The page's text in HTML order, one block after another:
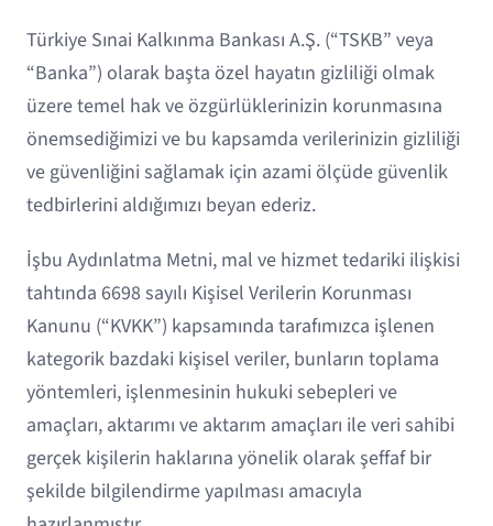
Türkiye Sınai Kalkınma Bankası A.Ş. (“TSKB” veya
“Banka”) olarak başta özel hayatın gizliliği olmak
üzere temel hak ve özgürlüklerinizin korunmasına
önemsediğimizi ve bu kapsamda verilerinizin gizliliği
ve güvenliğini sağlamak için azami ölçüde güvenlik
tedbirlerini aldığımızı beyan ederiz.
İşbu Aydınlatma Metni, mal ve hizmet tedariki ilişkisi
tahtında 6698 sayılı Kişisel Verilerin Korunması
Kanunu (“KVKK”) kapsamında tarafımızca işlenen
kategorik bazdaki kişisel veriler, bunların toplama
yöntemleri, işlenmesinin hukuki sebepleri ve
amaçları, aktarımı ve aktarım amaçları ile veri sahibi
gerçek kişilerin haklarına yönelik olarak şeffaf bir
şekilde bilgilendirme yapılması amacıyla